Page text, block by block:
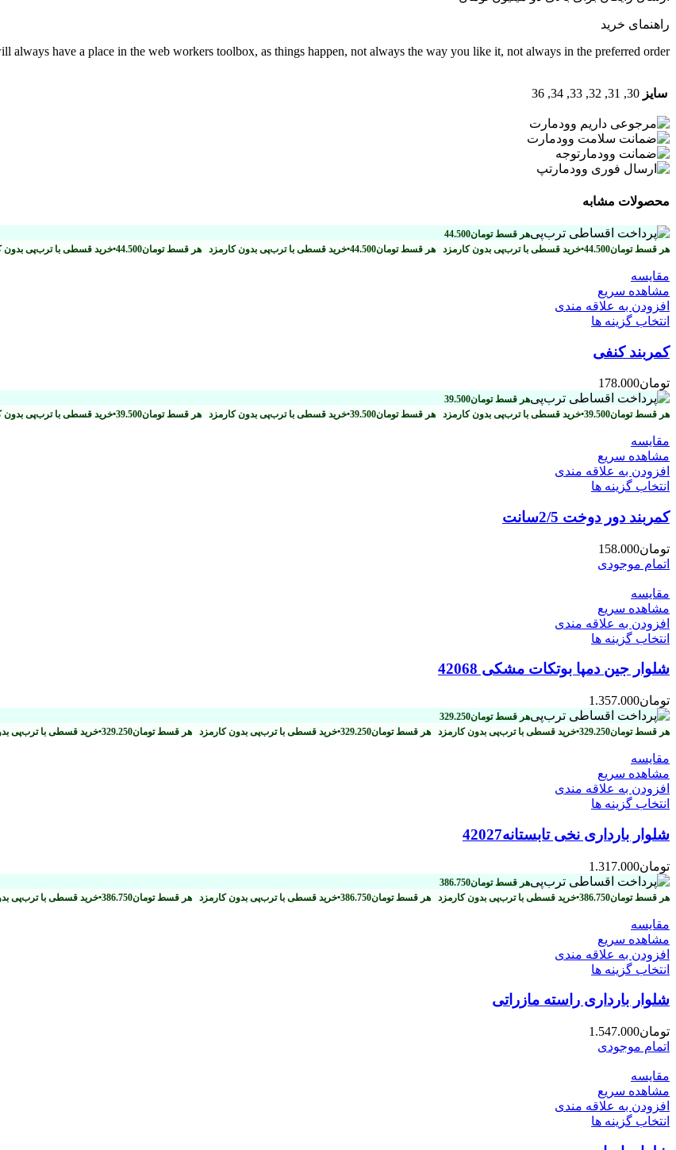
راهنمای خرید
have a place in the web workers toolbox, as things happen, not always the way you like it, not always in the preferred order.
سایز 30, 31, 32, 33, 34, 36
محصولات مشابه
هر قسطتومان44.500
هر قسطتومان44.500
•خرید قسطی با ترب‌پی بدون کارمزد هر قسطتومان44.500
•خرید قسطی با ترب‌پی بدون کارمزد هر قسطتومان44.500
•خرید قسطی با ترب‌پی بدون
مقایسه
مشاهده سریع
افزودن به علاقه مندی
انتخاب گزینه ها
کمربند کنفی
تومان178.000
هر قسطتومان39.500
هر قسطتومان39.500
•خرید قسطی با ترب‌پی بدون کارمزد هر قسطتومان39.500
•خرید قسطی با ترب‌پی بدون کارمزد هر قسطتومان39.500
•خرید قسطی با ترب‌پی بدون
مقایسه
مشاهده سریع
افزودن به علاقه مندی
انتخاب گزینه ها
کمربند دور دوخت 2/5سانت
تومان158.000
اتمام موجودی
مقایسه
مشاهده سریع
افزودن به علاقه مندی
انتخاب گزینه ها
شلوار جین دمپا بوتکات مشکی 42068
تومان1.357.000
هر قسطتومان329.250
هر قسطتومان329.250
•خرید قسطی با ترب‌پی بدون کارمزد هر قسطتومان329.250
•خرید قسطی با ترب‌پی بدون کارمزد هر قسطتومان329.250
•خرید قسطی با ترب‌پی
مقایسه
مشاهده سریع
افزودن به علاقه مندی
انتخاب گزینه ها
شلوار بارداری نخی تابستانه42027
تومان1.317.000
هر قسطتومان386.750
هر قسطتومان386.750
•خرید قسطی با ترب‌پی بدون کارمزد هر قسطتومان386.750
•خرید قسطی با ترب‌پی بدون کارمزد هر قسطتومان386.750
•خرید قسطی با ترب‌پی
مقایسه
مشاهده سریع
افزودن به علاقه مندی
انتخاب گزینه ها
شلوار بارداری راسته مازراتی
تومان1.547.000
اتمام موجودی
مقایسه
مشاهده سریع
افزودن به علاقه مندی
انتخاب گزینه ها